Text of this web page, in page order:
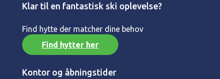
Klar til en fantastisk ski oplevelse?
Find hytte der matcher dine behov
Find hytter her
Kontor og åbningstider